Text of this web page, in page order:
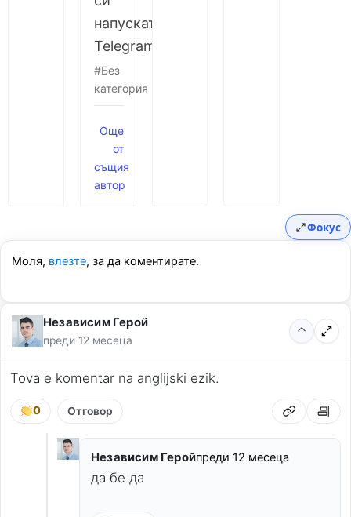
напускат
Telegram?
Без
категория
Още
от
същия
автор
Фокус
Моля, влезте, за да коментирате.
Независим Герой
преди 12 месеца
Tova e komentar na anglijski ezik.
0 Отговор
Независим Геройпреди 12 месеца
да бе да